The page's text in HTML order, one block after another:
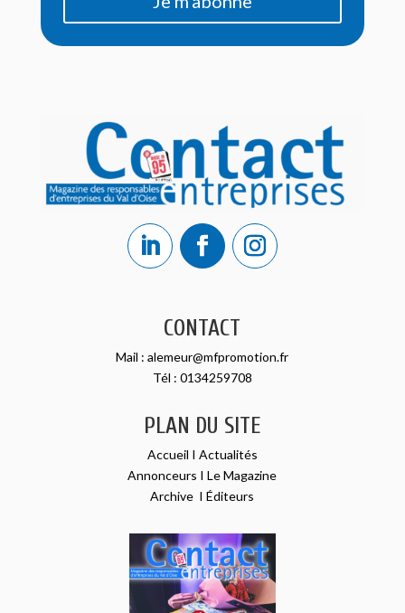
CONTACT
Mail :alemeur@mfpromotion.fr
Tél : 0134259708
PLAN DU SITE
Accueil I Actualités
Annonceurs ILe Magazine
Archive IÉditeurs